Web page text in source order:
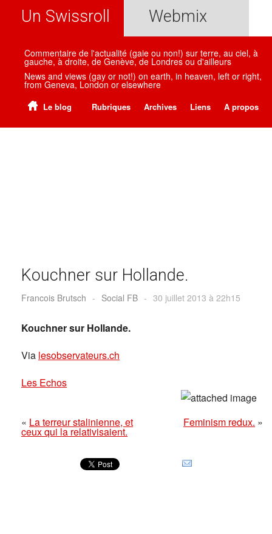
Un Swissroll Webmix
Commentaire de l'actualité (gaie ou non!) sur terre, au ciel, à
gauche, à droite, de Genève, de Londres ou d'ailleurs
News and views (gay or not!) on earth, in heaven, left or right,
from Geneva, London or elsewhere
Le blog Rubriques Archives Liens A propos
Kouchner sur Hollande.
Francois Brutsch - Social FB - 30 juillet 2013 à 22h15
Kouchner sur Hollande.
Via lesobservateurs.ch
Les Echos
« La terreur stalinienne, et
ceux qui la relativisaient.
Feminism redux. »